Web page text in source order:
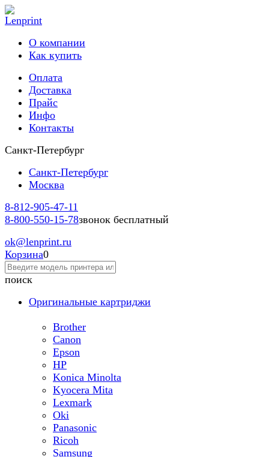
О компании
Как купить
Оплата
Доставка
Прайс
Инфо
Контакты
Санкт-Петербург
Санкт-Петербург
Москва
8-812-905-47-11
8-800-550-15-78звонок бесплатный
ok@lenprint.ru
Корзина0
поиск
Оригинальные картриджи
Brother
Canon
Epson
HP
Konica Minolta
Kyocera Mita
Lexmark
Oki
Panasonic
Ricoh
Samsung